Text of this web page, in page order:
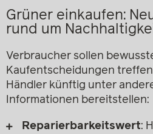
Grüner einkaufen:
rund um
Verbraucher sollen
Kaufentscheidungen
Händler künftig unter
Informationen bereitstellen:
Reparierbarkeitswert: